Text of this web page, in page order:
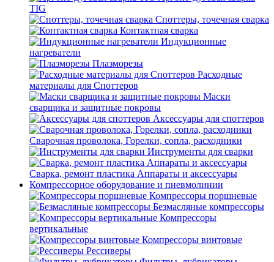
TIG
Споттеры, точечная сварка
Контактная сварка
Индукционные
нагреватели
Плазморезы
Расходные
материалы для Споттеров
Маски
сварщика и защитные покровы
Аксессуары для споттеров
Сварочная проволока, Горелки, сопла, расходники
Инструменты для сварки
Сварка, ремонт пластика Аппараты и аксессуары
Компрессорное оборудование и пневмолинии
Компрессоры поршневые
Безмасляные компрессоры
Компрессоры
вертикальные
Компрессоры винтовые
Рессиверы